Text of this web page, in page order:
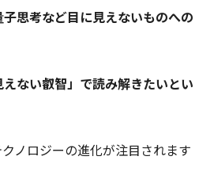
子思考など目に見えないものへの
えない叡智」で読み解きたいとい
ノロジーの進化が注目されます